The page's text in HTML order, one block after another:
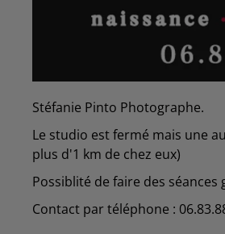
Stéfanie Pinto Photographe.
Le studio est fermé mais une
plus d'1 km de chez eux)
Possiblité de faire des séances
Contact par téléphone :